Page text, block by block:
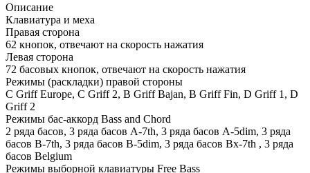
Описание
Клавиатура и меха
Правая сторона
62 кнопок, отвечают на скорость нажатия
Левая сторона
72 басовых кнопок, отвечают на скорость нажатия
Режимы (раскладки) правой стороны
C Griff Europe, C Griff 2, B Griff Bajan, B Griff Fin, D Griff 1, D
Griff 2
Режимы бас-аккорд Bass and Chord
2 ряда басов, 3 ряда басов A-7th, 3 ряда басов A-5dim, 3 ряда
басов B-7th, 3 ряда басов B-5dim, 3 ряда басов Bx-7th , 3 ряда
басов Belgium
Режимы выборной клавиатуры Free Bass